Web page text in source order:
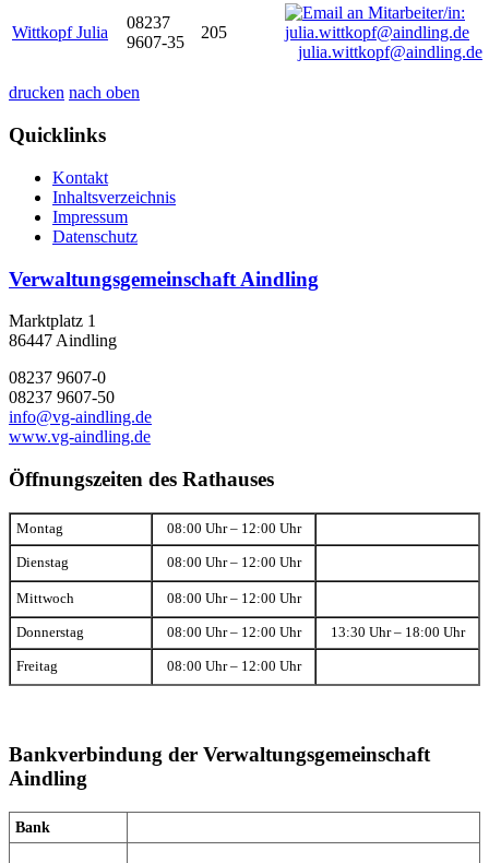
Wittkopf Julia
08237
9607-35
205
julia.wittkopf@aindling.de
drucken nach oben
Quicklinks
Kontakt
Inhaltsverzeichnis
Impressum
Datenschutz
Verwaltungsgemeinschaft Aindling
Marktplatz 1
86447 Aindling
08237 9607-0
08237 9607-50
info@vg-aindling.de
www.vg-aindling.de
Öffnungszeiten des Rathauses
Montag 08:00 Uhr – 12:00 Uhr
Dienstag 08:00 Uhr – 12:00 Uhr
Mittwoch 08:00 Uhr – 12:00 Uhr
Donnerstag 08:00 Uhr – 12:00 Uhr 13:30 Uhr – 18:00 Uhr
Freitag 08:00 Uhr – 12:00 Uhr
Bankverbindung der Verwaltungsgemeinschaft
Aindling
Bank